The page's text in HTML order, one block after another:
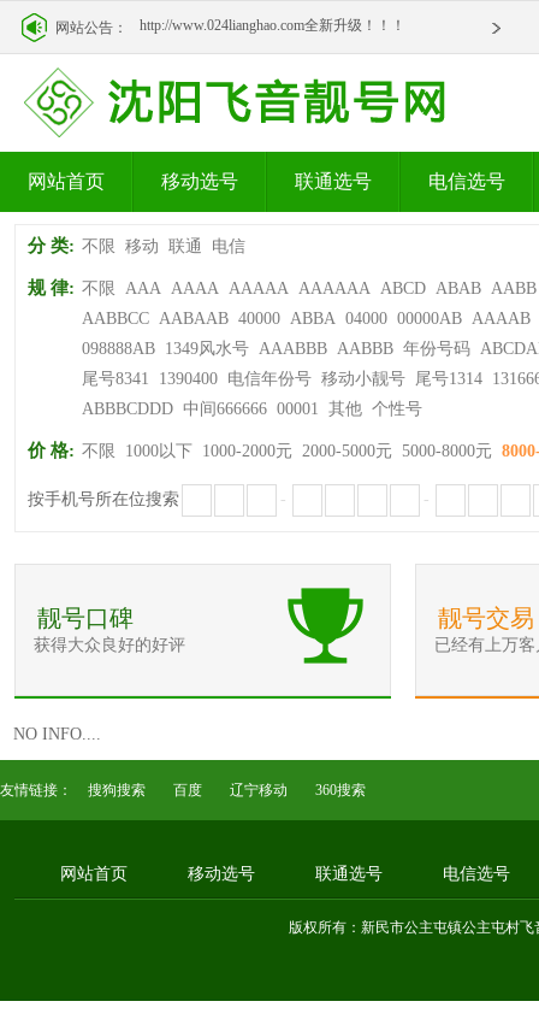
网站公告： http://www.024lianghao.com全新升级！！！
网站首页 移动选号 联通选号 电信选号
分 类: 不限 移动 联通 电信
规 律: 不限 AAA AAAA AAAAA AAAAAA ABCD ABAB AABB
AABBCC AABAAB 40000 ABBA 04000 00000AB AAAAB
098888AB 1349风水号 AAABBB AABBB 年份号码
尾号8341
1390400 电信年份号 移动小靓号 尾号1314
ABBBCDDD 中间666666 00001 其他 个性号
价 格: 不限 1000以下 1000-2000元 2000-5000元 5000-8000元
按手机号所在位搜索 - -
靓号口碑
获得大众良好的好评
靓号交易
已经有上万
NO INFO....
友情链接： 搜狗搜索 百度 辽宁移动 360搜索
网站首页 移动选号 联通选号 电信选号
版权所有：新民市公主屯镇公主屯村